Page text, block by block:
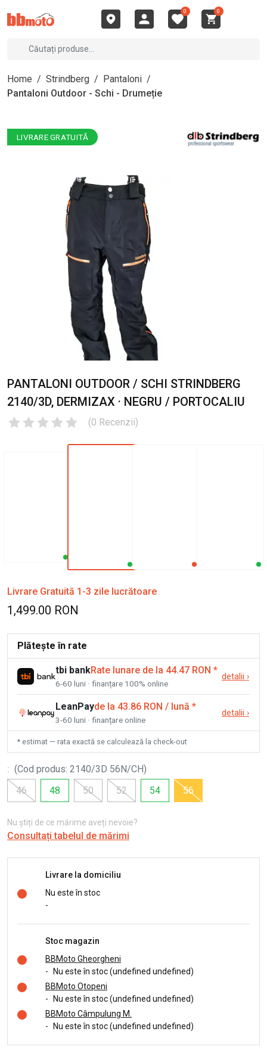
0 0
Home / Strindberg / Pantaloni /
Pantaloni Outdoor - Schi - Drumeție
LIVRARE GRATUITĂ
PANTALONI OUTDOOR / SCHI STRINDBERG
2140/3D, DERMIZAX · NEGRU / PORTOCALIU
(0 Recenzii)
Livrare Gratuită 1-3 zile lucrătoare
1,499.00 RON
Plătește în rate
tbi bankRate lunare de la 44.47 RON *
6-60 luni · finanțare 100% online
detalii ›
LeanPayde la 43.86 RON / lună *
3-60 luni · finanțare online
detalii ›
* estimat — rata exactă se calculează la check-out
: (Cod produs: 2140/3D 56N/CH)
46
48 50 52 54 56
Nu știți de ce mărime aveți nevoie?
Consultați tabelul de mărimi
Livrare la domiciliu
Nu este în stoc
-
Stoc magazin
BBMoto Gheorgheni
-
Nu este în stoc (undefined undefined)
BBMoto Otopeni
-
Nu este în stoc (undefined undefined)
BBMoto Câmpulung M.
-
Nu este în stoc (undefined undefined)